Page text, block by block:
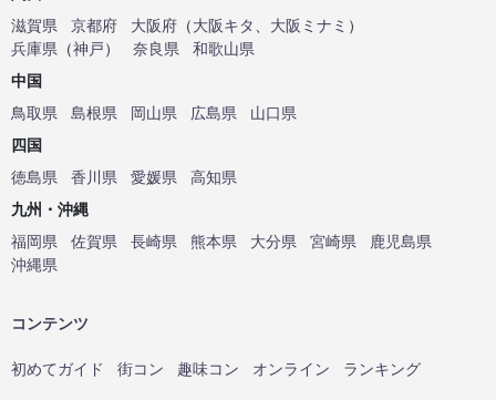
滋賀県
京都府 大阪府 （大阪キタ 大阪ミナミ ）
兵庫県 （神戸） 奈良県
和歌山県
中国
鳥取県
島根県 岡山県 広島県
山口県
四国
徳島県
香川県 愛媛県
高知県
九州・沖縄
福岡県
佐賀県 長崎県 熊本県 大分県 宮崎県
鹿児島県
沖縄県
コンテンツ
初めてガイド 街コン 趣味コン オンライン ランキング